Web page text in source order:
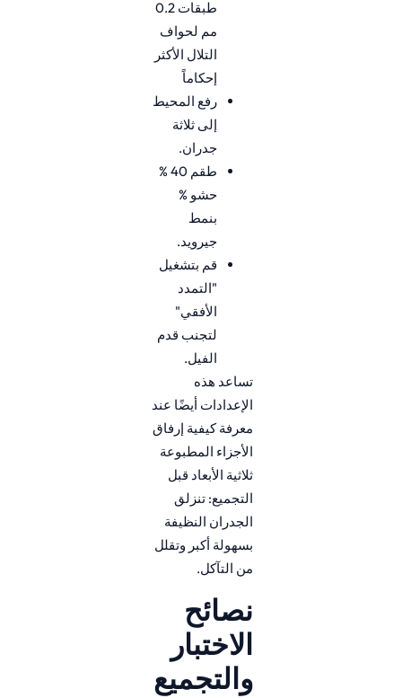
طبقات 0.2
مم لحواف
التلال الأكثر
إحكاماً
رفع المحيط
إلى ثلاثة
جدران.
طقم 40 %
حشو %
بنمط
جيرويد.
قم بتشغيل
"التمدد
الأفقي"
لتجنب قدم
الفيل.
تساعد هذه
الإعدادات أيضًا عند
معرفة كيفية إرفاق
الأجزاء المطبوعة
ثلاثية الأبعاد قبل
التجميع: تنزلق
الجدران النظيفة
بسهولة أكبر وتقلل
من التآكل.
نصائح
الاختبار
والتجميع